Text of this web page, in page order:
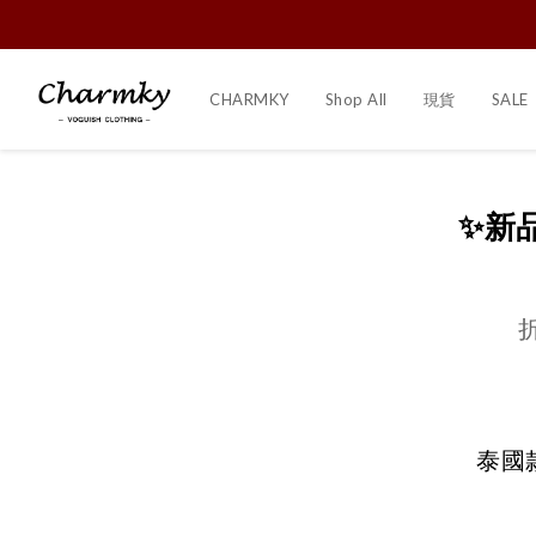
CHARMKY Shop All 現貨 SALE
✨新
泰國